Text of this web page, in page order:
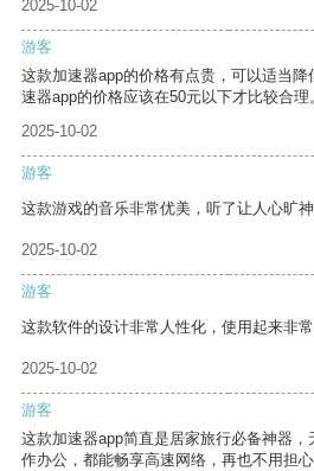
2025-10-02
游客
这款加速器app的价格有点贵，可以适当
速器app的价格应该在50元以下才比较合理
2025-10-02
游客
这款游戏的音乐非常优美，听了让人心旷神
2025-10-02
游客
这款软件的设计非常人性化，使用起来非常
2025-10-02
游客
这款加速器app简直是居家旅行必备神器
作办公，都能畅享高速网络，再也不用担